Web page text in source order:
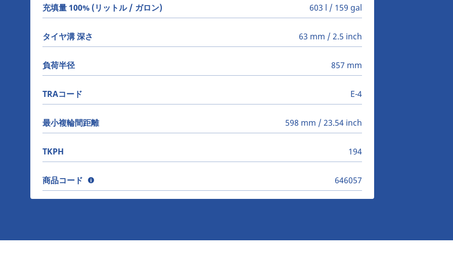
充填量 100% (リットル / ガロン) 603 l / 159 gal
タイヤ溝 深さ 63 mm / 2.5 inch
負荷半径 857 mm
TRAコード E-4
最小複輪間距離 598 mm / 23.54 inch
TKPH 194
商品コード 646057